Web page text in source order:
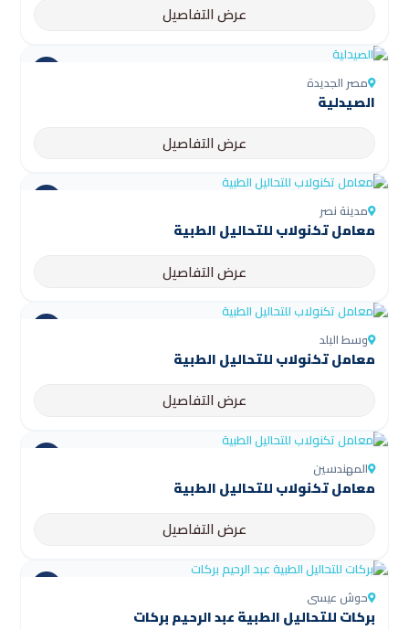
عرض التفاصيل
مصر الجديدة
الصيدلية
عرض التفاصيل
مدينة نصر
معامل تكنولاب للتحاليل الطبية
عرض التفاصيل
وسط البلد
معامل تكنولاب للتحاليل الطبية
عرض التفاصيل
المهندسين
معامل تكنولاب للتحاليل الطبية
عرض التفاصيل
حوش عيسى
بركات للتحاليل الطبية عبد الرحيم بركات